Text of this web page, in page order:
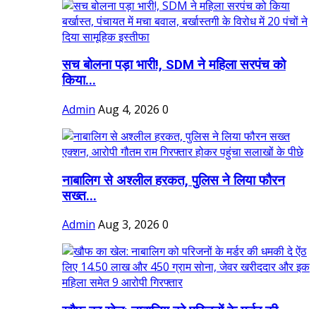
सच बोलना पड़ा भारी!, SDM ने महिला सरपंच को
किया...
Admin Aug 4, 2026 0
नाबालिग से अश्लील हरकत, पुलिस ने लिया फौरन
सख्त...
Admin Aug 3, 2026 0